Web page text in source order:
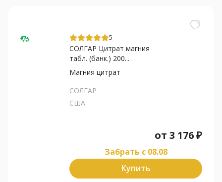
5
СОЛГАР Цитрат магния
табл. (банк.) 200...
Магния цитрат
СОЛГАР
США
от 3 176₽
Забрать c 08.08
Купить